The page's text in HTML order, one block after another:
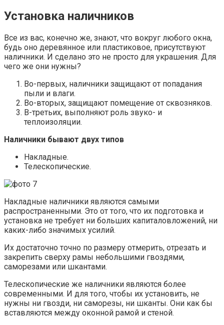
Установка наличников
Все из вас, конечно же, знают, что вокруг любого окна,
будь оно деревянное или пластиковое, присутствуют
наличники. И сделано это не просто для украшения. Для
чего же они нужны?
Во-первых, наличники защищают от попадания
пыли и влаги.
Во-вторых, защищают помещение от сквозняков.
В-третьих, выполняют роль звуко- и
теплоизоляции.
Наличники бывают двух типов
Накладные.
Телескопические.
Накладные наличники являются самыми
распространенными. Это от того, что их подготовка и
установка не требует ни больших капиталовложений, ни
каких-либо значимых усилий.
Их достаточно точно по размеру отмерить, отрезать и
закрепить сверху рамы небольшими гвоздями,
саморезами или шкантами.
Телескопические же наличники являются более
современными. И для того, чтобы их установить, не
нужны ни гвозди, ни саморезы, ни шканты. Они как бы
вставляются между оконной рамой и стеной.